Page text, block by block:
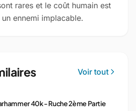
rares et le coût humain est
ennemi implacable.
Voir tout
40k - Ruche 2ème Partie